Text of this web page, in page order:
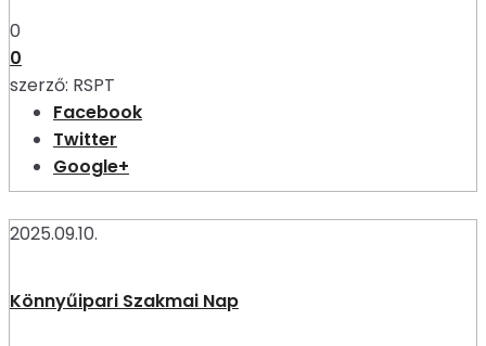
0
0
szerző: RSPT
Facebook
Twitter
Google+
2025.09.10.
Könnyűipari Szakmai Nap